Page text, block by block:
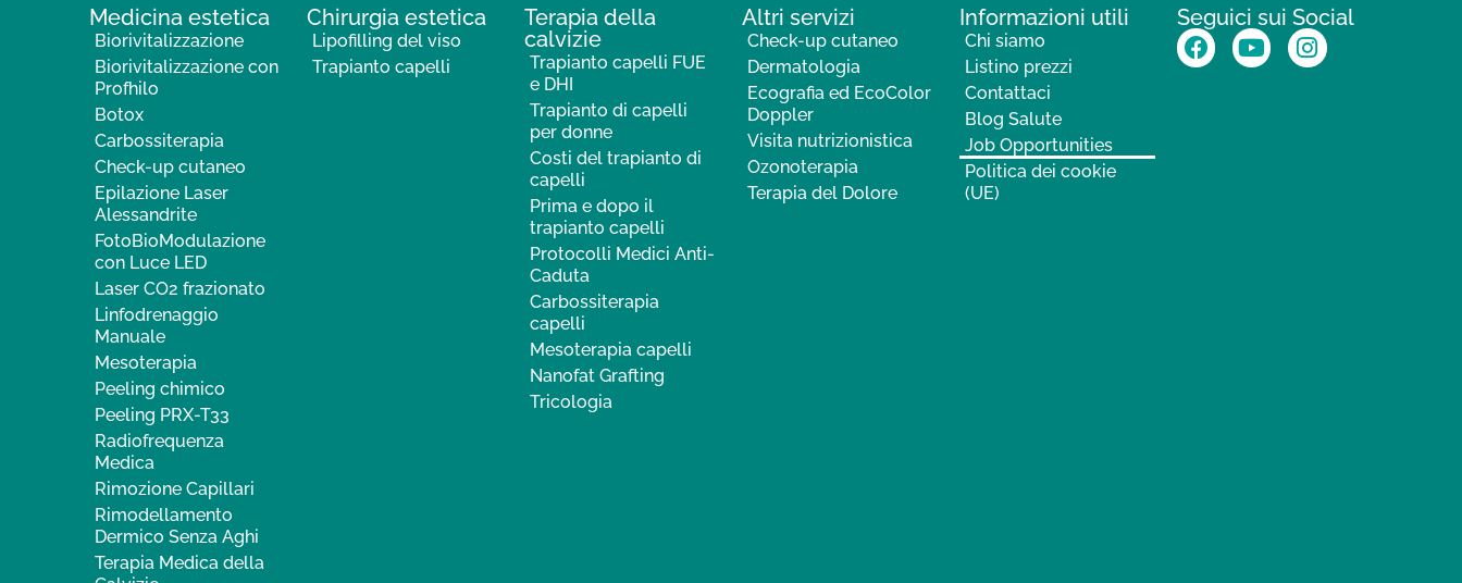
Medicina estetica
Biorivitalizzazione
Biorivitalizzazione con
Profhilo
Botox
Carbossiterapia
Check-up cutaneo
Epilazione Laser
Alessandrite
FotoBioModulazione
con Luce LED
Laser CO2 frazionato
Linfodrenaggio
Manuale
Mesoterapia
Peeling chimico
Peeling PRX-T33
Radiofrequenza
Medica
Rimozione Capillari
Rimodellamento
Dermico Senza Aghi
Terapia Medica della
Chirurgia estetica
Lipofilling del viso
Trapianto capelli
Terapia della
calvizie
Trapianto capelli FUE
e DHI
Trapianto di capelli
per donne
Costi del trapianto di
capelli
Prima e dopo il
trapianto capelli
Protocolli Medici Anti-
Caduta
Carbossiterapia
capelli
Mesoterapia capelli
Nanofat Grafting
Tricologia
Altri servizi
Check-up cutaneo
Dermatologia
Ecografia ed EcoColor
Doppler
Visita nutrizionistica
Ozonoterapia
Terapia del Dolore
Informazioni utili
Chi siamo
Listino prezzi
Contattaci
Blog Salute
Job Opportunities
Politica dei cookie
(UE)
Seguici sui Social